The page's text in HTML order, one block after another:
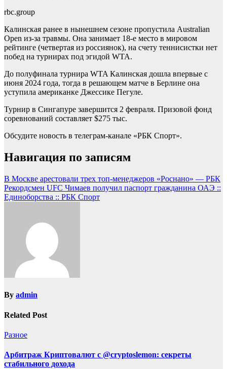
rbc.group
Калинская ранее в нынешнем сезоне пропустила Australian
Open из-за травмы. Она занимает 18-е место в мировом
рейтинге (четвертая из россиянок), на счету теннисистки нет
побед на турнирах под эгидой WTA.
До полуфинала турнира WTA Калинская дошла впервые с
июня 2024 года, тогда в решающем матче в Берлине она
уступила американке Джессике Пегуле.
Турнир в Сингапуре завершится 2 февраля. Призовой фонд
соревнований составляет $275 тыс.
Обсудите новость в телеграм-канале «РБК Спорт».
Навигация по записям
В Москве арестовали трех топ-менеджеров «Роснано» — РБК
Рекордсмен UFC Чимаев получил паспорт гражданина ОАЭ ::
Единоборства :: РБК Спорт
By admin
Related Post
Разное
Арбитраж Криптовалют с @cryptoslemon: секреты
стабильного дохода